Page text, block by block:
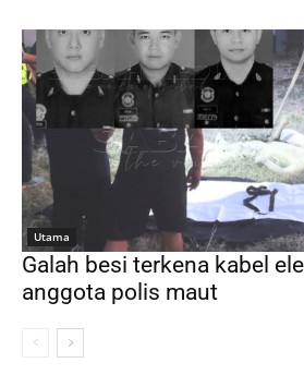
Utama
Galah besi terkena kabel
anggota polis maut